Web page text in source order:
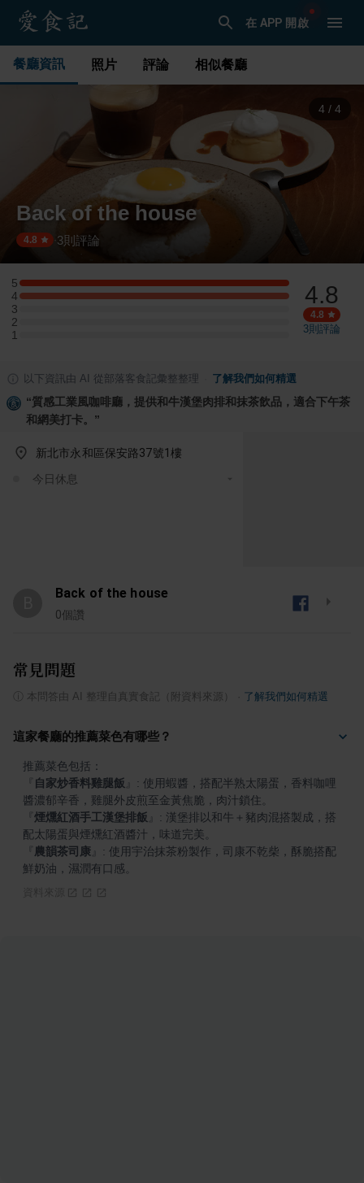
在 APP 開啟
餐廳資訊 照片 評論 相似餐廳
1 / 4
Back of the house
4.8 ·3則評論
5
5 星：1 則評論
4
4 星：1 則評論
3
3 星：0 則評論
2
2 星：0 則評論
1
1 星：0 則評論
4.8
4.8
3則評論
以下資訊由 AI 從部落客食記彙整整理 了解我們如何精選
“質感工業風咖啡廳，提供和牛漢堡肉排和抹茶飲品，適合下午茶
和網美打卡。 ”
新北市永和區保安路37號1樓
今日休息
Back of the house
0個讚
常見問題
本問答由 AI 整理自真實食記（附資料來源） 了解我們如何精選
這家餐廳的推薦菜色有哪些？
自家炒香料雞腿飯
: 使用蝦醬，搭配半熟太陽蛋，香料咖哩
煙燻紅酒手工漢堡排飯
: 漢堡排以和牛＋豬肉混搭製成，搭
農韻茶司康
: 使用宇治抹茶粉製作，司康不乾柴，酥脆搭配
鮮奶油，濕潤有口感。